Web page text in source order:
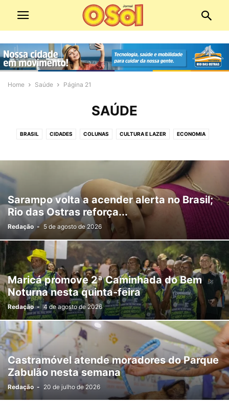
Home Saúde Página 21
SAÚDE
BRASIL CIDADES COLUNAS CULTURA E LAZER ECONOMIA
MEIO AMBIENTE
PANORAMA POLÍTICO PATROCINADO
POLÍTICA SERVIÇOS PÚBLICOS SOCIAL
TECNOLOGIA VÍDEO
Sarampo volta a acender alerta no Brasil;
Rio das Ostras reforça...
Redação - 5 de agosto de 2026
Maricá promove 2ª Caminhada do Bem
Noturna nesta quinta-feira
Redação - 4 de agosto de 2026
Castramóvel atende moradores do Parque
Zabulão nesta semana
Redação - 20 de julho de 2026